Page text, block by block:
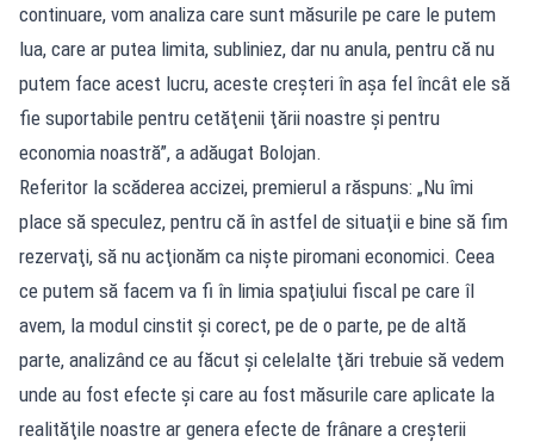
continuare, vom analiza care sunt măsurile pe care le putem
lua, care ar putea limita, subliniez, dar nu anula, pentru că nu
putem face acest lucru, aceste creşteri în aşa fel încât ele să
fie suportabile pentru cetăţenii ţării noastre şi pentru
economia noastră”, a adăugat Bolojan.
Referitor la scăderea accizei, premierul a răspuns: „Nu îmi
place să speculez, pentru că în astfel de situaţii e bine să fim
rezervaţi, să nu acţionăm ca nişte piromani economici. Ceea
ce putem să facem va fi în limia spaţiului fiscal pe care îl
avem, la modul cinstit şi corect, pe de o parte, pe de altă
parte, analizând ce au făcut şi celelalte ţări trebuie să vedem
unde au fost efecte şi care au fost măsurile care aplicate la
realităţile noastre ar genera efecte de frânare a creşterii